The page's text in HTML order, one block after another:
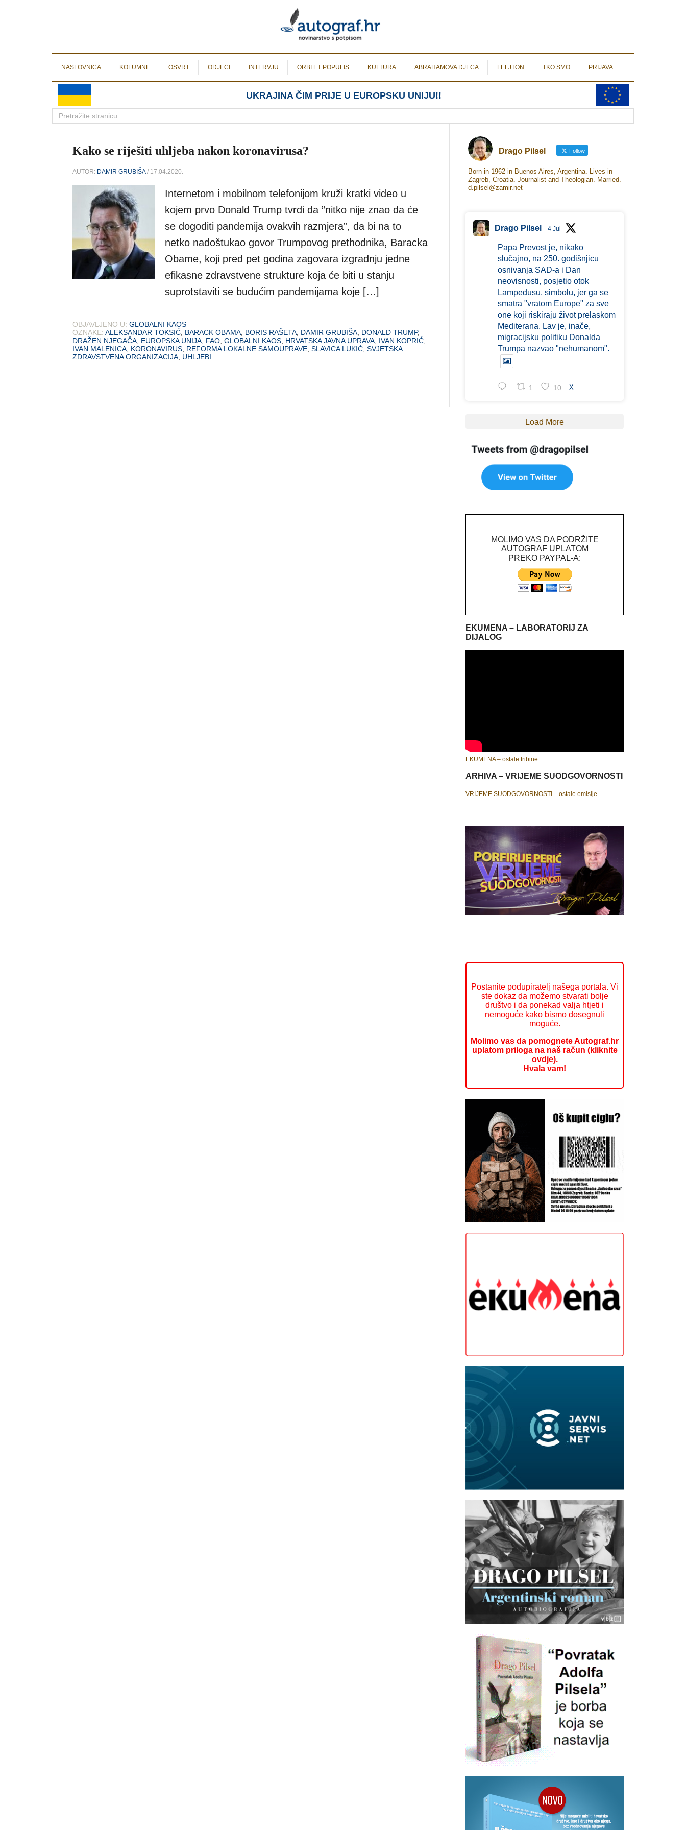
NASLOVNICA KOLUMNE OSVRT ODJECI INTERVJU ORBI ET POPULIS KULTURA ABRAHAMOVA DJECA FELJTON TKO SMO PRIJAVA
UKRAJINA ČIM PRIJE U EUROPSKU UNIJU!!
Kako se riješiti uhljeba nakon koronavirusa?
AUTOR: DAMIR GRUBIŠA/ 17.04.2020.
Internetom i mobilnom telefonijom kruži kratki video u
kojem prvo Donald Trump tvrdi da ”nitko nije znao da će
se dogoditi pandemija ovakvih razmjera”, da bi na to
netko nadoštukao govor Trumpovog prethodnika, Baracka
Obame, koji pred pet godina zagovara izgradnju jedne
efikasne zdravstvene strukture koja će biti u stanju
suprotstaviti se budućim pandemijama koje […]
OBJAVLJENO U: GLOBALNI KAOS
OZNAKE: ALEKSANDAR TOKSIĆ BARACK OBAMA BORIS RAŠETA DAMIR GRUBIŠA DONALD TRUMP,
DRAŽEN NJEGAČA EUROPSKA UNIJA FAO GLOBALNI KAOS HRVATSKA JAVNA UPRAVA IVAN KOPRIĆ
IVAN MALENICA KORONAVIRUS REFORMA LOKALNE SAMOUPRAVE SLAVICA LUKIĆ SVJETSKA
ZDRAVSTVENA ORGANIZACIJA UHLJEBI
Drago Pilsel Follow
Born in 1962 in Buenos Aires, Argentina. Lives in
Zagreb, Croatia. Journalist and Theologian. Married.
d.pilsel@zamir.net
Drago Pilsel 4 Jul
Papa Prevost je, nikako
slučajno, na 250. godišnjicu
osnivanja SAD-a i Dan
neovisnosti, posjetio otok
Lampedusu, simbolu, jer ga se
smatra "vratom Europe" za sve
one koji riskiraju život prelaskom
Mediterana. Lav je, inače,
migracijsku politiku Donalda
Trumpa nazvao "nehumanom".
1 10 X
Load More
MOLIMO VAS DA PODRŽITE
AUTOGRAF UPLATOM
PREKO PAYPAL-A:
EKUMENA – LABORATORIJ ZA
DIJALOG
EKUMENA – ostale tribine
ARHIVA – VRIJEME SUODGOVORNOSTI
VRIJEME SUODGOVORNOSTI – ostale emisije
Postanite podupiratelj našega portala. Vi
ste dokaz da možemo stvarati bolje
društvo i da ponekad valja htjeti i
nemoguće kako bismo dosegnuli
moguće.
Molimo vas da pomognete Autograf.hr
uplatom priloga na naš račun (kliknite
ovdje).
Hvala vam!